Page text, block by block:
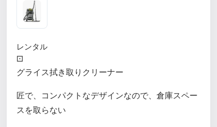
レンタル
⚀
グライス拭き取りクリーナー
匠で、コンパクトなデザインなので、倉庫スペー
スを取らない